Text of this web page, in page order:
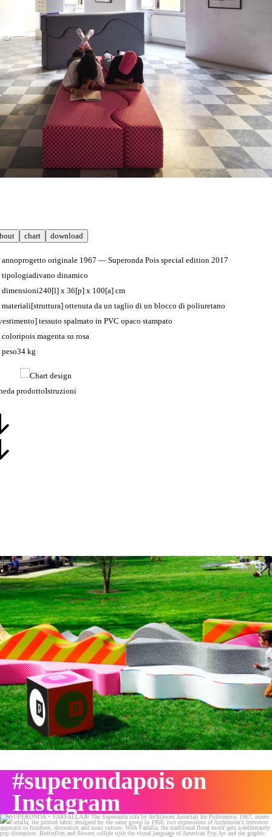
chart download
annoprogetto originale 1967 — Superonda Pois special edition 2017
tipologiadivano dinamico
dimensioni240[l] x 36[p] x 100[a] cm
materiali[struttura] ottenuta da un taglio di un blocco di poliuretano
tessuto spalmato in PVC opaco stampato
coloripois magenta su rosa
peso34 kg
prodottoIstruzioni
#superondapois on
Instagram
SUPERONDA + FARFALLA🦋